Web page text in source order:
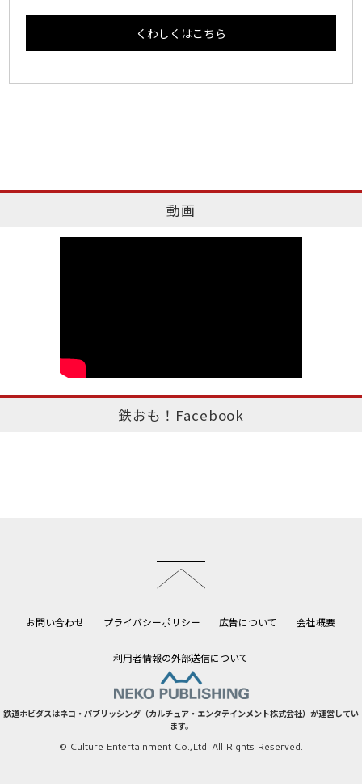
くわしくはこちら
動画
鉄おも！Facebook
お問い合わせ プライバシーポリシー 広告について 会社概要
利用者情報の外部送信について
鉄道ホビダスはネコ・パブリッシング（カルチュア・エンタテインメント株式会社）が運営してい
ます。
© Culture Entertainment Co.,Ltd. All Rights Reserved.